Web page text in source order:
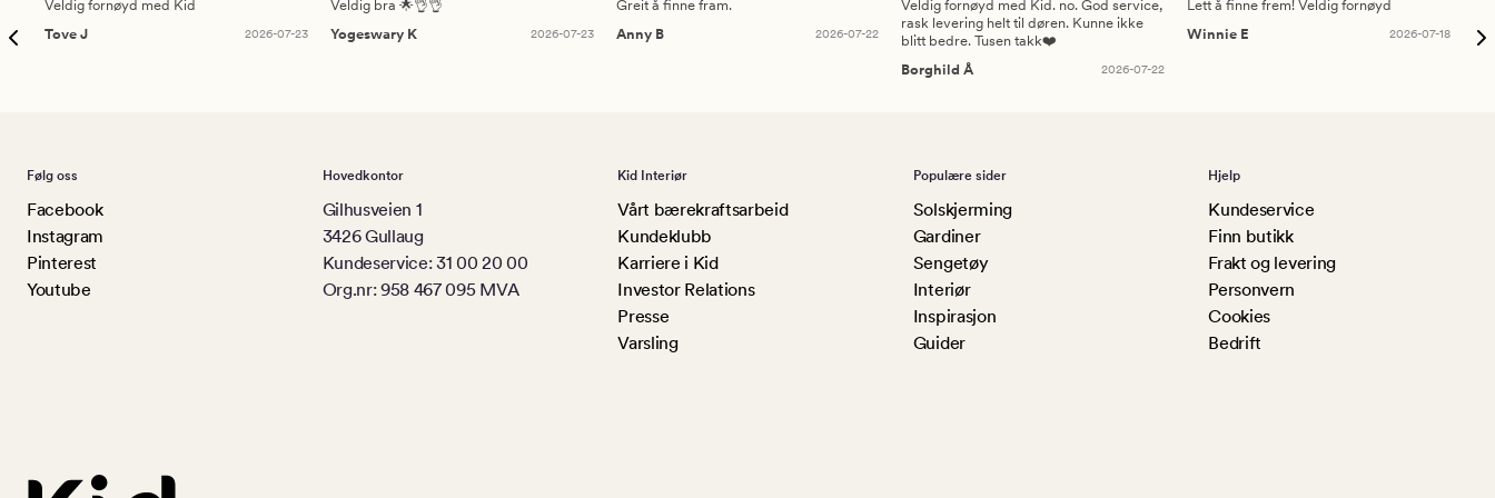
Veldig fornøyd med Kid
Tove J
2026-07-23
Veldig bra 🌟👌👌
Yogeswary K
2026-07-23
Greit å finne fram.
Anny B
2026-07-22
Veldig fornøyd med Kid. no. God service,
rask levering helt til døren. Kunne ikke
blitt bedre. Tusen takk❤️
Borghild Å
2026-07-22
Lett å finne frem! Veldig fornøyd
Winnie E
2026-07-18
Følg oss
Facebook
Instagram
Pinterest
Youtube
Hovedkontor
Gilhusveien 1
3426 Gullaug
Kundeservice: 31 00 20 00
Org.nr: 958 467 095 MVA
Kid Interiør
Vårt bærekraftsarbeid
Kundeklubb
Karriere i Kid
Investor Relations
Presse
Varsling
Populære sider
Solskjerming
Gardiner
Sengetøy
Interiør
Inspirasjon
Guider
Hjelp
Kundeservice
Finn butikk
Frakt og levering
Personvern
Cookies
Bedrift